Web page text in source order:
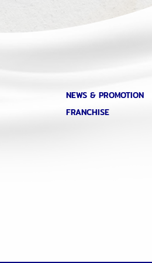
NEWS & PROMOTION
FRANCHISE